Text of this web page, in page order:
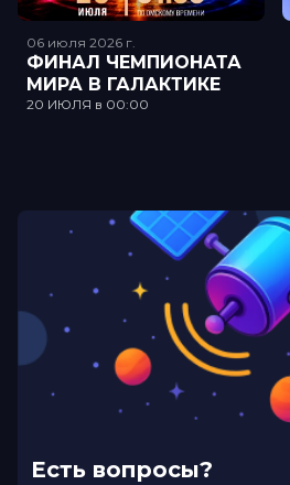
06 июля 2026 г.
ФИНАЛ ЧЕМПИОНАТА
МИРА В ГАЛАКТИКЕ
20 ИЮЛЯ в 00:00
Есть вопросы?